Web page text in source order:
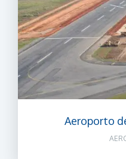
Aeroporto